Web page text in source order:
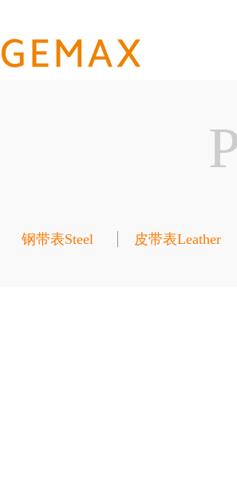
钢带表Steel 皮带表Leather